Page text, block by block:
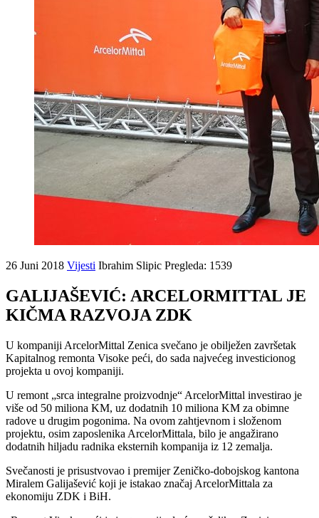
26 Juni 2018 Vijesti Ibrahim Slipic Pregleda: 1539
GALIJAŠEVIĆ: ARCELORMITTAL JE
KIČMA RAZVOJA ZDK
U kompaniji ArcelorMittal Zenica svečano je obilježen završetak
Kapitalnog remonta Visoke peći, do sada najvećeg investicionog
projekta u ovoj kompaniji.
U remont „srca integralne proizvodnje“ ArcelorMittal investirao je
više od 50 miliona KM, uz dodatnih 10 miliona KM za obimne
radove u drugim pogonima. Na ovom zahtjevnom i složenom
projektu, osim zaposlenika ArcelorMittala, bilo je angažirano
dodatnih hiljadu radnika eksternih kompanija iz 12 zemalja.
Svečanosti je prisustvovao i premijer Zeničko-dobojskog kantona
Miralem Galijašević koji je istakao značaj ArcelorMittala za
ekonomiju ZDK i BiH.